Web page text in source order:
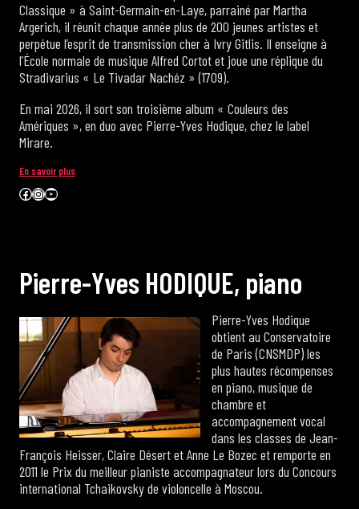
Classique » à Saint-Germain-en-Laye, parrainé par Martha
Argerich, il réunit chaque année plus de 200 jeunes artistes et
perpétue l’esprit de transmission cher à Ivry Gitlis. Il enseigne à
l’École normale de musique Alfred Cortot et joue une réplique du
Stradivarius « Le Tivadar Nachéz » (1709).
En mai 2026, il sort son troisième album « Couleurs des
Amériques », en duo avec Pierre-Yves Hodique, chez le label
Mirare.
En savoir plus
Facebook
Instagram
YouTube
Pierre-Yves HODIQUE, piano
Pierre-Yves Hodique
obtient au Conservatoire
de Paris (CNSMDP) les
plus hautes récompenses
en piano, musique de
chambre et
accompagnement vocal
dans les classes de Jean-
François Heisser, Claire Désert et Anne Le Bozec et remporte en
2011 le Prix du meilleur pianiste accompagnateur lors du Concours
international Tchaikovsky de violoncelle à Moscou.